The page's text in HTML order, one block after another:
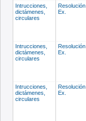
Intrucciones,
dictámenes,
circulares
Resolución
Ex.
Intrucciones,
dictámenes,
circulares
Resolución
Ex.
Intrucciones,
dictámenes,
circulares
Resolución
Ex.